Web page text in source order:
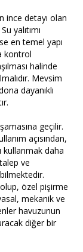
ince detayı olan
yalıtımı
en temel yapı
kontrol
halinde
Mevsim
dayanıklı
geçilir.
açısından,
kullanmak daha
ve
özel pişirme
mekanik ve
havuzunun
diğer bir